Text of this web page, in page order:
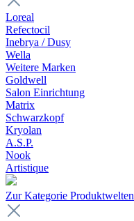
Loreal
Refectocil
Inebrya / Dusy
Wella
Weitere Marken
Goldwell
Salon Einrichtung
Matrix
Schwarzkopf
Kryolan
A.S.P.
Nook
Artistique
Zur Kategorie Produktwelten